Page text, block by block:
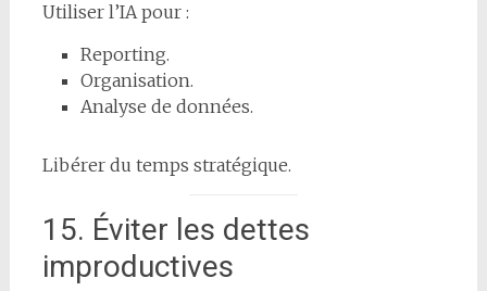
Utiliser l’IA pour :
Reporting.
Organisation.
Analyse de données.
Libérer du temps stratégique.
15. Éviter les dettes
improductives